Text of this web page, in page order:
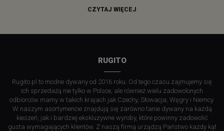
CZYTAJ WIĘCEJ
RUGITO
Rugito.pl to modne dywany od 2016 roku. Od tego czasu zajmujemy się
ich sprzedażą nie tylko w Polsce, ale również wielu zadowolonych
odbiorców mamy w takich krajach jak Czechy, Słowacja, Węgry i Niemcy.
W naszym asortymencie znajdują się zarówno tanie dywany na każdą
kieszeń, jak i bardziej ekskluzywne wyroby, które powinny zadowolić
gusta wymagających klientów. Z naszą firmą urządzą Państwo każdy kąt